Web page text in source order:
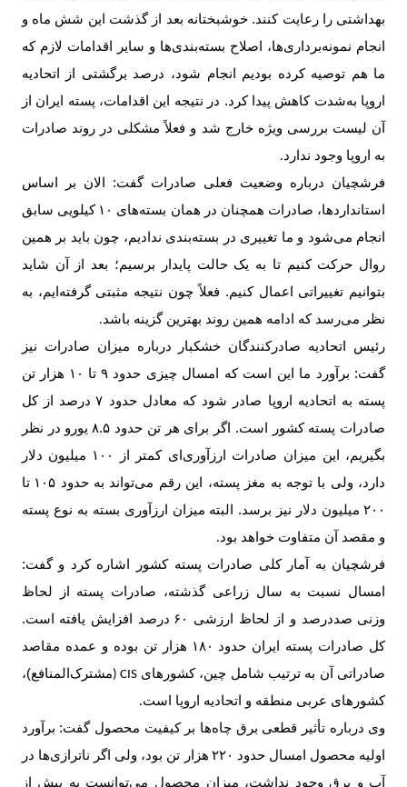
بهداشتی را رعایت کنند. خوشبختانه بعد از گذشت این شش ماه و
انجام نمونه‌برداری‌ها، اصلاح بسته‌بندی‌ها و سایر اقدامات لازم که
ما هم توصیه کرده بودیم انجام شود، درصد برگشتی از اتحادیه
اروپا به‌شدت کاهش پیدا کرد. در نتیجه این اقدامات، پسته ایران از
آن لیست بررسی ویژه خارج شد و فعلاً مشکلی در روند صادرات
به اروپا وجود ندارد.
فرشچیان درباره وضعیت فعلی صادرات گفت: الان بر اساس
استانداردها، صادرات همچنان در همان بسته‌های ۱۰ کیلویی سابق
انجام می‌شود و ما تغییری در بسته‌بندی ندادیم، چون باید بر همین
روال حرکت کنیم تا به یک حالت پایدار برسیم؛ بعد از آن شاید
بتوانیم تغییراتی اعمال کنیم. فعلاً چون نتیجه مثبتی گرفته‌ایم، به
نظر می‌رسد که ادامه همین روند بهترین گزینه باشد.
رئیس اتحادیه صادرکنندگان خشکبار درباره میزان صادرات نیز
گفت: برآورد ما این است که امسال چیزی حدود ۹ تا ۱۰ هزار تن
پسته به اتحادیه اروپا صادر شود که معادل حدود ۷ درصد از کل
صادرات پسته کشور است. اگر برای هر تن حدود ۸.۵ یورو در نظر
بگیریم، این میزان صادرات ارزآوری‌ای کمتر از
۱۰۰ میلیون دلار
دارد، ولی با توجه به مغز پسته، این رقم می‌تواند به حدود ۱۰۵ تا
۲۰۰ میلیون دلار نیز برسد. البته میزان ارزآوری بسته به نوع پسته
و مقصد آن متفاوت خواهد بود.
فرشچیان به آمار کلی صادرات پسته کشور اشاره کرد و گفت:
امسال نسبت به سال زراعی گذشته، صادرات پسته از لحاظ
وزنی صددرصد و از لحاظ ارزشی
۶۰ درصد افزایش یافته است.
کل صادرات پسته ایران حدود ۱۸۰ هزار تن بوده و عمده مقاصد
صادراتی آن به ترتیب شامل چین، کشورهای
مشترک‌المنافع)،
کشورهای عربی منطقه و اتحادیه اروپا است.
وی درباره تأثیر قطعی برق چاه‌ها بر کیفیت محصول گفت: برآورد
اولیه محصول امسال حدود ۲۲۰ هزار تن بود، ولی اگر ناترازی‌ها در
آب و برق وجود نداشت، میزان محصول می‌توانست به بیش از